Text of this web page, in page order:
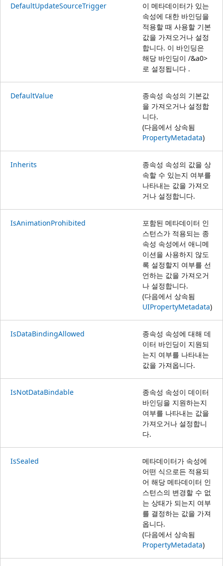
DefaultUpdateSourceTrigger
이 메타데이터가 있는
속성에 대한 바인딩을
적용할 때 사용할 기본
값을 가져오거나 설정
합니다. 이 바인딩은
해당 바인딩이 /&a0>
로 설정됩니다 .
DefaultValue
종속성 속성의 기본값
을 가져오거나 설정합
니다.
(다음에서 상속됨
PropertyMetadata)
Inherits
종속성 속성의 값을 상
속할 수 있는지 여부를
나타내는 값을 가져오
거나 설정합니다.
IsAnimationProhibited
포함된 메타데이터 인
스턴스가 적용되는 종
속성 속성에서 애니메
이션을 사용하지 않도
록 설정할지 여부를 선
언하는 값을 가져오거
나 설정합니다.
(다음에서 상속됨
UIPropertyMetadata)
IsDataBindingAllowed
종속성 속성에 대해 데
이터 바인딩이 지원되
는지 여부를 나타내는
값을 가져옵니다.
IsNotDataBindable
종속성 속성이 데이터
바인딩을 지원하는지
여부를 나타내는 값을
가져오거나 설정합니
다.
IsSealed
메타데이터가 속성에
어떤 식으로든 적용되
어 해당 메타데이터 인
스턴스의 변경할 수 없
는 상태가 되는지 여부
를 결정하는 값을 가져
옵니다.
(다음에서 상속됨
PropertyMetadata)